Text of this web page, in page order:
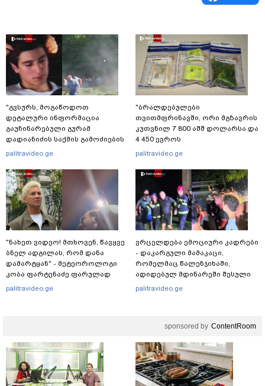
"გვსურს, მოგაწოდოთ
დეტალური ინფორმაცია
გაუჩინარებული გურამ
დადიანიძის საქმის გამოძიების
შესახებ" - შსს განცხადებას
palitravideo.ge
"ნახეთ ვიდეო! მთხოვენ, წავყვე
ბნელ ადგილას, რომ დანა
დამარტყან" - მეტეოროლოგი
კობა ფარტენაძე ფარულად
გადაღებულ კადრებს აქვეყნებს
palitravideo.ge
"ბრალდებულები
თვითმფრინავში, ორი მგზავრის
კუთვნილ 7 800 აშშ დოლარსა და
4 450 ევროს
მართლსაწინააღმდეგოდ
დეტალები ხდება ცნობილი?
palitravideo.ge
ვრცელდება ემოციური კადრები
- დაკარგული მამაკაცი,
რომელმაც წალენჯიხაში,
ადიდებულ მდინარეში შესული
დედა-შვილი გადაარჩინა,
palitravideo.ge
sponsored by ContentRoom